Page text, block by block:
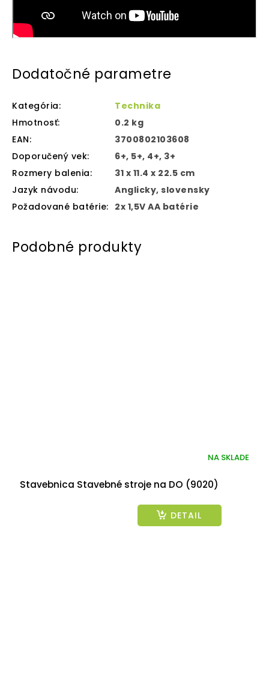
Dodatočné parametre
Kategória:
Technika
Hmotnosť:
0.2 kg
EAN:
3700802103608
Doporučený vek:
6+, 5+, 4+, 3+
Rozmery balenia:
‎31 x 11.4 x 22.5 cm
Jazyk návodu:
Anglicky, slovensky
Požadované batérie: 2x 1,5V AA batérie
Stavebnica Stavebné stroje na DO (9020)
NA SKLADE
DETAIL